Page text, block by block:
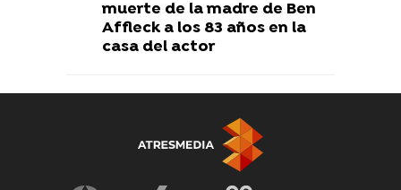
muerte de la madre de Ben
Affleck a los 83 años en la
casa del actor